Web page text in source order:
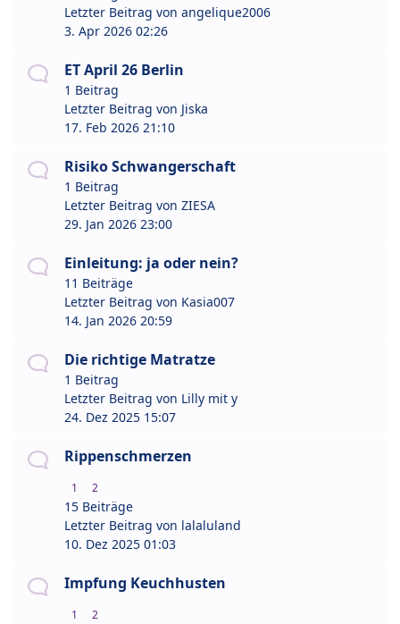
Letzter Beitrag von angelique2006
3. Apr 2026 02:26
ET April 26 Berlin
1 Beitrag
Letzter Beitrag von Jiska
17. Feb 2026 21:10
Risiko Schwangerschaft
1 Beitrag
Letzter Beitrag von ZIESA
29. Jan 2026 23:00
Einleitung: ja oder nein?
11 Beiträge
Letzter Beitrag von Kasia007
14. Jan 2026 20:59
Die richtige Matratze
1 Beitrag
Letzter Beitrag von Lilly mit y
24. Dez 2025 15:07
Rippenschmerzen
1 2
15 Beiträge
Letzter Beitrag von lalaluland
10. Dez 2025 01:03
Impfung Keuchhusten
1 2